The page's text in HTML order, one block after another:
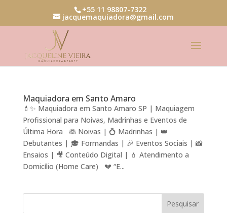
+55 11 98807-7322
jacquemaquiadora@gmail.com
Maquiadora em Santo Amaro
💄✨ Maquiadora em Santo Amaro SP | Maquiagem
Profissional para Noivas, Madrinhas e Eventos de
Última Hora 👰 Noivas | 💍 Madrinhas | 👑
Debutantes | 🎓 Formandas | 🎉 Eventos Sociais | 📸
Ensaios | 🎥 Conteúdo Digital | 💄 Atendimento a
Domicílio (Home Care) 💔 “E...
Pesquisar